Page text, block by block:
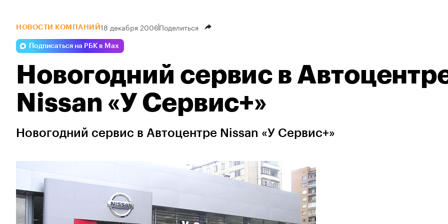
НОВОСТИ КОМПАНИЙ 18 декабря 2006Поделиться
Подписаться на РБК в Max
Новогодний сервис в
Nissan «У Сервис+»
Новогодний сервис в Автоцентре Nissan «У Сервис+»